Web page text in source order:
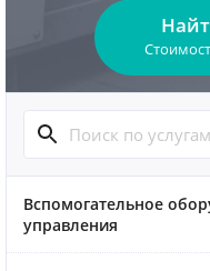
Вспомогательное
управления